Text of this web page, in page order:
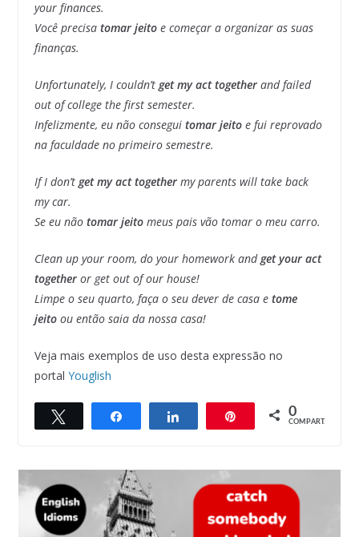
your finances.
Você precisa tomar jeitoe começar a organizar as suas
finanças.
Unfortunately, I couldn’t get my act togetherand failed
out of college the first semester.
Infelizmente, eu não consegui tomar jeitoe fui reprovado
na faculdade no primeiro semestre.
If I don’t get my act togethermy parents will take back
my car.
Se eu não tomar jeitomeus pais vão tomar o meu carro.
Clean up your room, do your homework andget your act
togetheror get out of our house!
Limpe o seu quarto, faça o seu dever de casa e tome
jeitoou então saia da nossa casa!
Veja mais exemplos de uso desta expressão no
portal Youglish
Compartilhar Compartilhar 0
COMPART.